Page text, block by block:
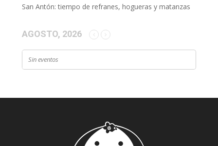
San Antón: tiempo de refranes, hogueras y matanzas
AGOSTO, 2026
Sin eventos